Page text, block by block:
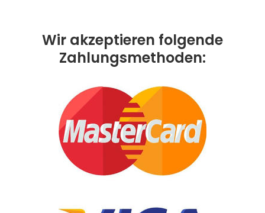
Wir akzeptieren folgende
Zahlungsmethoden: